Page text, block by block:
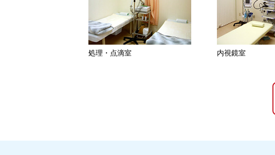
処理・点滴室 内視鏡室